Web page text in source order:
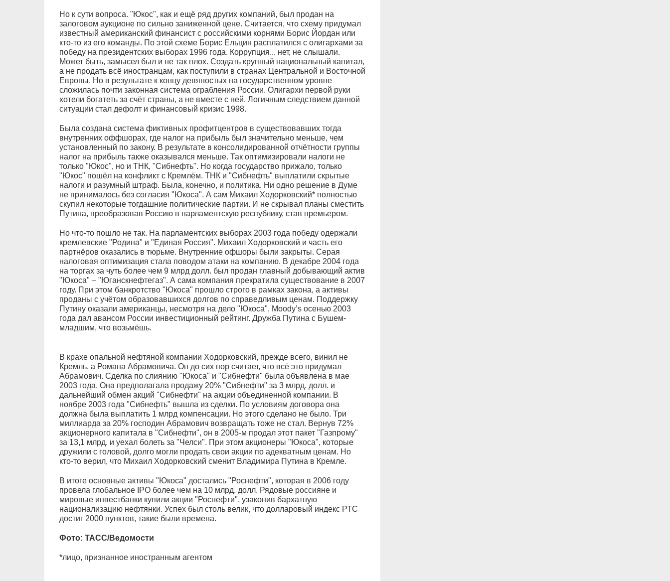
Но к сути вопроса. "Юкос", как и ещё ряд других компаний, был продан на
залоговом аукционе по сильно заниженной цене. Считается, что схему придумал
известный американский финансист с российскими корнями Борис Йордан или
кто-то из его команды. По этой схеме Борис Ельцин расплатился с олигархами за
победу на президентских выборах 1996 года. Коррупция... нет, не слышали.
Может быть, замысел был и не так плох. Создать крупный национальный капитал,
а не продать всё иностранцам, как поступили в странах Центральной и Восточной
Европы. Но в результате к концу девяностых на государственном уровне
сложилась почти законная система ограбления России. Олигархи первой руки
хотели богатеть за счёт страны, а не вместе с ней. Логичным следствием данной
ситуации стал дефолт и финансовый кризис 1998.
Была создана система фиктивных профитцентров в существовавших тогда
внутренних оффшорах, где налог на прибыль был значительно меньше, чем
установленный по закону. В результате в консолидированной отчётности группы
налог на прибыль также оказывался меньше. Так оптимизировали налоги не
только "Юкос", но и ТНК, "Сибнефть". Но когда государство прижало, только
"Юкос" пошёл на конфликт с Кремлём. ТНК и "Сибнефть" выплатили скрытые
налоги и разумный штраф. Была, конечно, и политика. Ни одно решение в Думе
не принималось без согласия "Юкоса". А сам Михаил Ходорковский* полностью
скупил некоторые тогдашние политические партии. И не скрывал планы сместить
Путина, преобразовав Россию в парламентскую республику, став премьером.
Но что-то пошло не так. На парламентских выборах 2003 года победу одержали
кремлевские "Родина" и "Единая Россия". Михаил Ходорковский и часть его
партнёров оказались в тюрьме. Внутренние офшоры были закрыты. Серая
налоговая оптимизация стала поводом атаки на компанию. В декабре 2004 года
на торгах за чуть более чем 9 млрд долл. был продан главный добывающий актив
"Юкоса" – "Юганскнефтегаз". А сама компания прекратила существование в 2007
году. При этом банкротство "Юкоса" прошло строго в рамках закона, а активы
проданы с учётом образовавшихся долгов по справедливым ценам. Поддержку
Путину оказали американцы, несмотря на дело "Юкоса", Moody’s осенью 2003
года дал авансом России инвестиционный рейтинг. Дружба Путина с Бушем-
младшим, что возьмёшь.
В крахе опальной нефтяной компании Ходорковский, прежде всего, винил не
Кремль, а Романа Абрамовича. Он до сих пор считает, что всё это придумал
Абрамович. Сделка по слиянию "Юкоса" и "Сибнефти" была объявлена в мае
2003 года. Она предполагала продажу 20% "Сибнефти" за 3 млрд. долл. и
дальнейший обмен акций "Сибнефти" на акции объединенной компании. В
ноябре 2003 года "Сибнефть" вышла из сделки. По условиям договора она
должна была выплатить 1 млрд компенсации. Но этого сделано не было. Три
миллиарда за 20% господин Абрамович возвращать тоже не стал. Вернув 72%
акционерного капитала в "Сибнефти", он в 2005-м продал этот пакет "Газпрому"
за 13,1 млрд. и уехал болеть за "Челси". При этом акционеры "Юкоса", которые
дружили с головой, долго могли продать свои акции по адекватным ценам. Но
кто-то верил, что Михаил Ходорковский сменит Владимира Путина в Кремле.
В итоге основные активы "Юкоса" достались "Роснефти", которая в 2006 году
провела глобальное IPO более чем на 10 млрд. долл. Рядовые россияне и
мировые инвестбанки купили акции "Роснефти", узаконив бархатную
национализацию нефтянки. Успех был столь велик, что долларовый индекс РТС
достиг 2000 пунктов, такие были времена.
Фото: ТАСС/Ведомости
*лицо, признанное иностранным агентом